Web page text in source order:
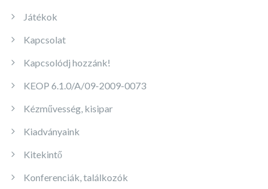
Játékok
Kapcsolat
Kapcsolódj hozzánk!
KEOP 6.1.0/A/09-2009-0073
Kézművesség, kisipar
Kiadványaink
Kitekintő
Konferenciák, találkozók